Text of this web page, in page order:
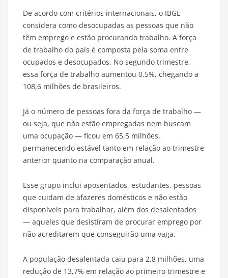
De acordo com critérios internacionais, o IBGE
considera como desocupadas as pessoas que não
têm emprego e estão procurando trabalho. A força
de trabalho do país é composta pela soma entre
ocupados e desocupados. No segundo trimestre,
essa força de trabalho aumentou 0,5%, chegando a
108,6 milhões de brasileiros.
Já o número de pessoas fora da força de trabalho —
ou seja, que não estão empregadas nem buscam
uma ocupação — ficou em 65,5 milhões,
permanecendo estável tanto em relação ao trimestre
anterior quanto na comparação anual.
Esse grupo inclui aposentados, estudantes, pessoas
que cuidam de afazeres domésticos e não estão
disponíveis para trabalhar, além dos desalentados
— aqueles que desistiram de procurar emprego por
não acreditarem que conseguirão uma vaga.
A população desalentada caiu para 2,8 milhões, uma
redução de 13,7% em relação ao primeiro trimestre e